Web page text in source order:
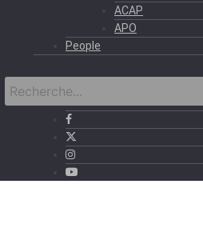
ACAP
APO
People